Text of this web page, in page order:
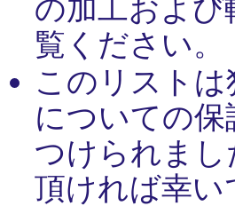
の加工およ
覧ください。
このリスト
についての
つけられまし
頂ければ幸い